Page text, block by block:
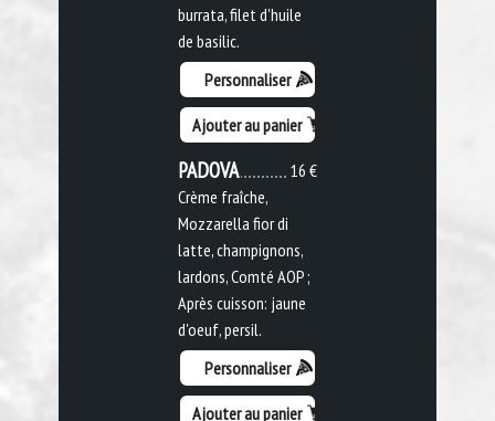
burrata, filet d'huile
de basilic.
Personnaliser
Ajouter au panier
16 €
PADOVA
Crème fraîche,
Mozzarella fior di
latte, champignons,
lardons, Comté AOP ;
Après cuisson: jaune
d'oeuf, persil.
Personnaliser
Ajouter au panier